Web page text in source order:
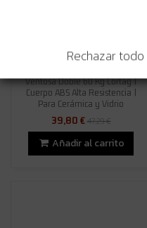
En Stock
Ventosa Doble 60 Kg Cortag |
Cuerpo ABS Alta Resistencia |
Para Cerámica y Vidrio
39,80 €47,29 €
Añadir al carrito
Rechazar todo